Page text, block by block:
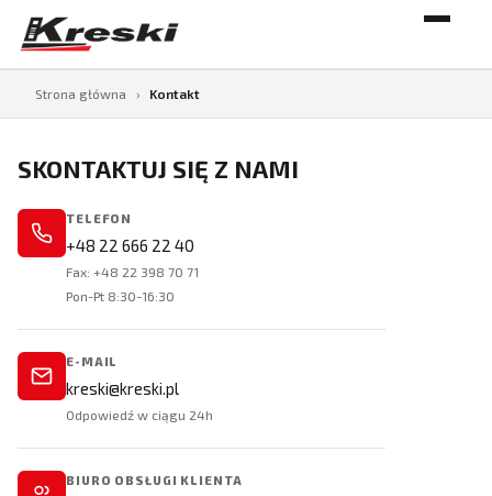
Strona główna › Kontakt
SKONTAKTUJ SIĘ Z NAMI
TELEFON
+48 22 666 22 40
Fax: +48 22 398 70 71
Pon-Pt 8:30-16:30
E-MAIL
kreski@kreski.pl
Odpowiedź w ciągu 24h
BIURO OBSŁUGI KLIENTA